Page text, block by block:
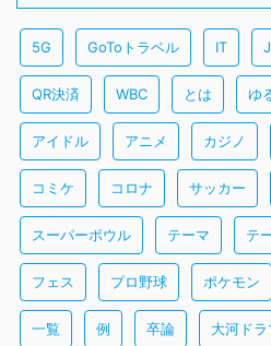
5G GoToトラベル IT
QR決済 WBC とは ゆ
アイドル アニメ カジノ
コミケ コロナ サッカー
スーパーボウル テーマ テ
フェス プロ野球 ポケモン
一覧 例 卒論 大河ドラ